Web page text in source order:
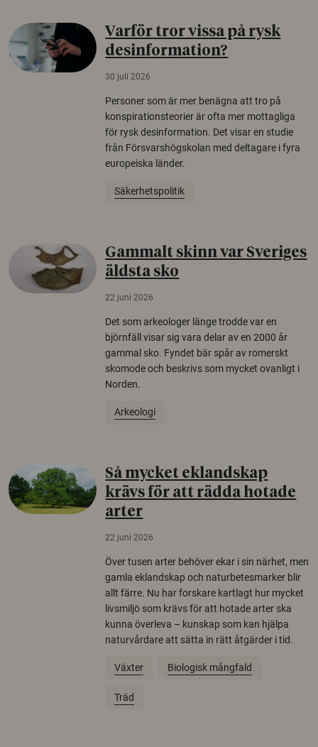
Varför tror vissa på rysk
desinformation?
30 juli 2026
Personer som är mer benägna att tro på
konspirationsteorier är ofta mer mottagliga
för rysk desinformation. Det visar en studie
från Försvarshögskolan med deltagare i fyra
europeiska länder.
Säkerhetspolitik
Gammalt skinn var Sveriges
äldsta sko
22 juni 2026
Det som arkeologer länge trodde var en
björnfäll visar sig vara delar av en 2000 år
gammal sko. Fyndet bär spår av romerskt
skomode och beskrivs som mycket ovanligt i
Norden.
Arkeologi
Så mycket eklandskap
krävs för att rädda hotade
arter
22 juni 2026
Över tusen arter behöver ekar i sin närhet, men
gamla eklandskap och naturbetesmarker blir
allt färre. Nu har forskare kartlagt hur mycket
livsmiljö som krävs för att hotade arter ska
kunna överleva – kunskap som kan hjälpa
naturvårdare att sätta in rätt åtgärder i tid.
Växter Biologisk mångfald
Träd